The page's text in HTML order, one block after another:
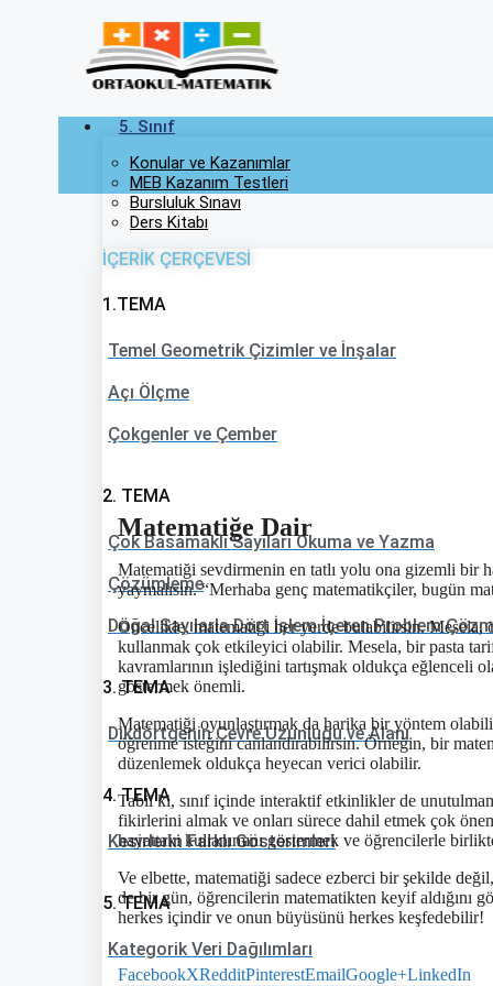
5. Sınıf
Konular ve Kazanımlar
MEB Kazanım Testleri
Bursluluk Sınavı
Ders Kitabı
İÇERİK ÇERÇEVESİ
1.TEMA
Temel Geometrik Çizimler ve İnşalar
Açı Ölçme
Çokgenler ve Çember
2. TEMA
Çok Basamaklı Sayıları Okuma ve Yazma
Çözümleme
Doğal Sayılarla Dört İşlem İçeren Problem
3. TEMA
Dikdörtgenin Çevre Uzunluğu ve Alanı
4. TEMA
Kesirlerin Farklı Gösterimleri
5. TEMA
Kategorik Veri Dağılımları
Matematiğe Dair
Matematiği sevdirmenin en tatlı yolu ona gizemli bir
yaymalısın. “Merhaba genç matematikçiler, bugün
Öncelikle, matematiği her yerde bulabilirsin. Mesela,
kullanmak çok etkileyici olabilir. Mesela, bir pasta
kavramlarının işlediğini tartışmak oldukça eğlenceli
göstermek önemli.
Matematiği oyunlaştırmak da harika bir yöntem
öğrenme isteğini canlandırabilirsin. Örneğin, bir
düzenlemek oldukça heyecan verici olabilir.
Tabii ki, sınıf içinde interaktif etkinlikler de
fikirlerini almak ve onları sürece dahil etmek çok
hayattaki kullanımını göstermek ve öğrencilerle
Ve elbette, matematiği sadece ezberci bir şekilde
de bir gün, öğrencilerin matematikten keyif aldığını
herkes içindir ve onun büyüsünü herkes keşfedebilir!
FacebookXRedditPinterestEmailGoogle+LinkedIn